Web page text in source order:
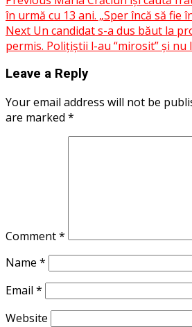
Share
navigation
în urmă cu 13 ani. „Sper încă să fie
Next Un candidat s-a dus băut la
permis. Polițiștii l-au “mirosit” și nu
Leave a Reply
Your email address will not be
are marked *
Comment*
Name *
Email *
Website